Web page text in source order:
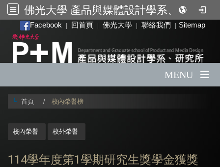
佛光大學 產品與媒體設計學系、研究所
Facebook 回首頁 佛光大學 聯絡我們 Sitemap
MENU
首頁 校內榮譽榜
校內榮譽 校外榮譽
114學年度第1學期研究生獎學金獲獎